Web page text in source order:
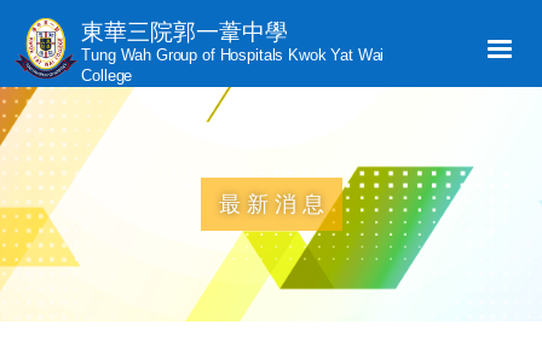
東華三院郭一葦中學
Tung Wah Group of Hospitals Kwok Yat Wai
College
最新消息